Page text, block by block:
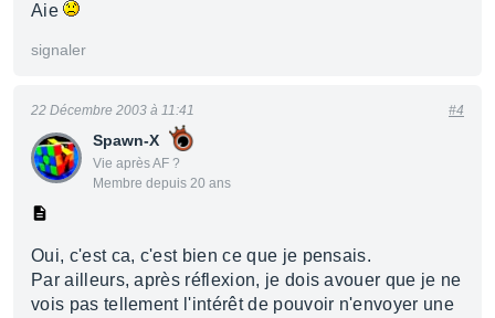
Aie
signaler
Spawn-X
Vie après AF ?
Membre depuis 20 ans
22 Décembre 2003 à 11:41 #4
Oui, c'est ca, c'est bien ce que je pensais.
Par ailleurs, après réflexion, je dois avouer que je ne
vois pas tellement l'intérêt de pouvoir n'envoyer une